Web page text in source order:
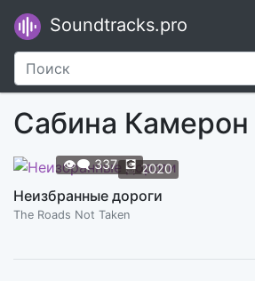
Soundtracks.pro
Сабина Камерон
📆 2020
👁️‍🗨️337 💽
Неизбранные дороги
The Roads Not Taken